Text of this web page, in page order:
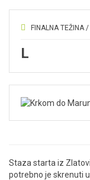
FINALNA TEŽINA /
L
Staza starta iz
potrebno je skrenuti